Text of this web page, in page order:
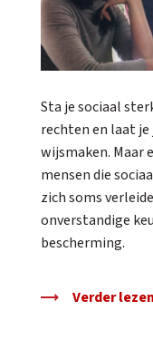
Sta je sociaal
rechten en laat
wijsmaken. Maar
mensen die
zich soms
onverstandige
bescherming.
Verder lezen